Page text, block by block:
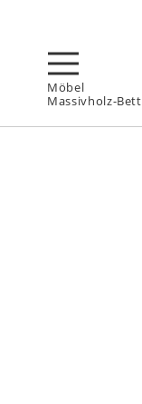
Möbel
Massivholz-